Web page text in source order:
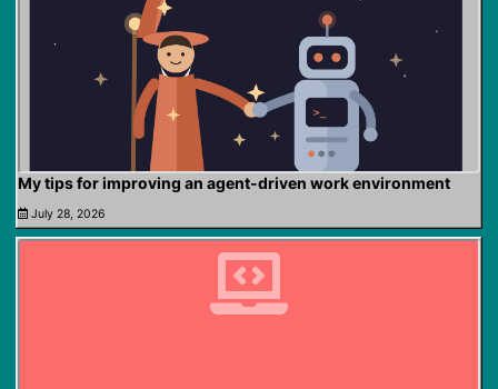
My tips for improving an agent-driven work environment
July 28, 2026